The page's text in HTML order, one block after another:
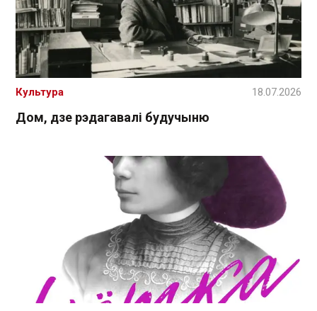
Дом, дзе рэдагавалі будучыню
Культура 18.07.2026